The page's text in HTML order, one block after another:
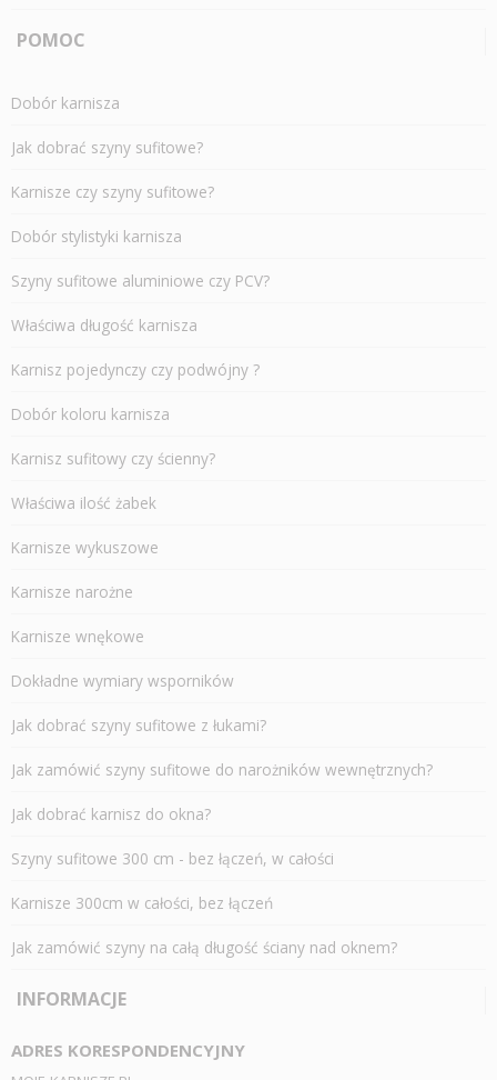
POMOC
Dobór karnisza
Jak dobrać szyny sufitowe?
Karnisze czy szyny sufitowe?
Dobór stylistyki karnisza
Szyny sufitowe aluminiowe czy PCV?
Właściwa długość karnisza
Karnisz pojedynczy czy podwójny ?
Dobór koloru karnisza
Karnisz sufitowy czy ścienny?
Właściwa ilość żabek
Karnisze wykuszowe
Karnisze narożne
Karnisze wnękowe
Dokładne wymiary wsporników
Jak dobrać szyny sufitowe z łukami?
Jak zamówić szyny sufitowe do narożników wewnętrznych?
Jak dobrać karnisz do okna?
Szyny sufitowe 300 cm - bez łączeń, w całości
Karnisze 300cm w całości, bez łączeń
Jak zamówić szyny na całą długość ściany nad oknem?
INFORMACJE
ADRES KORESPONDENCYJNY